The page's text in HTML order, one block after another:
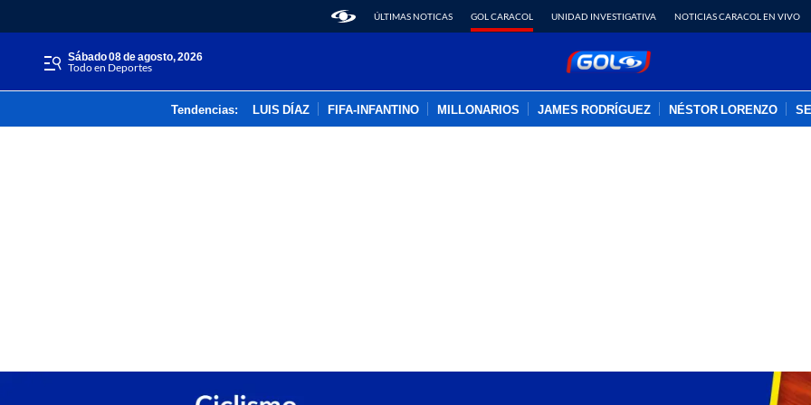
ÚLTIMAS NOTICAS GOL CARACOL UNIDAD INVESTIGATIVA NOTICIAS CARACOL EN VIVO
sábado 08 de agosto, 2026
Todo en Deportes
Tendencias: LUIS DÍAZ FIFA-INFANTINO MILLONARIOS JAMES RODRÍGUEZ NÉSTOR LORENZO